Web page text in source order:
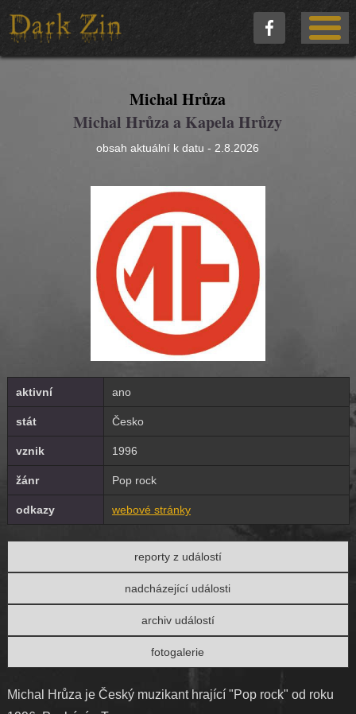
Michal Hrůza
Michal Hrůza a Kapela Hrůzy
obsah aktuální k datu - 2.8.2026
aktivní ano
stát Česko
vznik 1996
žánr Pop rock
odkazy webové stránky
reporty z událostí
nadcházející události
archiv událostí
fotogalerie
Michal Hrůza je Český muzikant hrající "Pop rock" od roku